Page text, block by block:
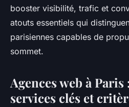
booster visibilité, trafic et
atouts essentiels qui
parisiennes capables de
sommet.
Agences web à
services clés et